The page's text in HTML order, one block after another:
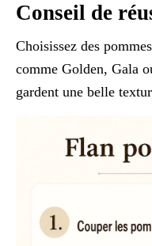
Conseil de
Choisissez des
comme Golden, Gala
gardent une belle